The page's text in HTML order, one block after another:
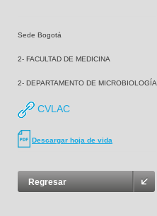
Sede Bogotá
2- FACULTAD DE MEDICINA
2- DEPARTAMENTO DE MICROBIOLOGÍA
CVLAC
Descargar hoja de vida
Regresar